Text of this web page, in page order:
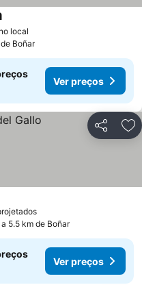
local
Boñar
Ver preços
Partilhar
5.5 km de Boñar
Ver preços